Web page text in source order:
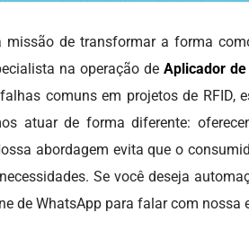
missão de transformar a forma
na operação de Aplicador
comuns em projetos de
atuar de forma diferente:
abordagem evita que o
Se você deseja
de WhatsApp para falar com nossa